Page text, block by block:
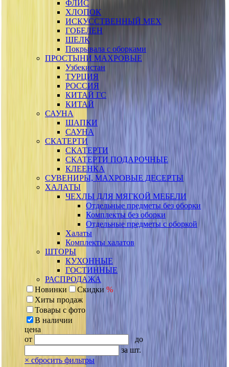
ФЛИС
ХЛОПОК
ИСКУССТВЕННЫЙ МЕХ
ГОБЕЛЕН
ШЕЛК
Покрывала с оборками
ПРОСТЫНИ МАХРОВЫЕ
Узбекистан
ТУРЦИЯ
РОССИЯ
КИТАЙ ГС
КИТАЙ
САУНА
ШАПКИ
САУНА
СКАТЕРТИ
СКАТЕРТИ
СКАТЕРТИ ПОДАРОЧНЫЕ
КЛЕЕНКА
СУВЕНИРЫ, МАХРОВЫЕ ДЕСЕРТЫ
ХАЛАТЫ
ЧЕХЛЫ ДЛЯ МЯГКОЙ МЕБЕЛИ
Отдельные предметы без оборки
Комплекты без оборки
Отдельные предметы с оборкой
Халаты
Комплекты халатов
ШТОРЫ
КУХОННЫЕ
ГОСТИННЫЕ
РАСПРОДАЖА
Новинки
Скидки %
Хиты продаж
Товары с фото
В наличии
цена
от
до
за шт.
× сбросить фильтры